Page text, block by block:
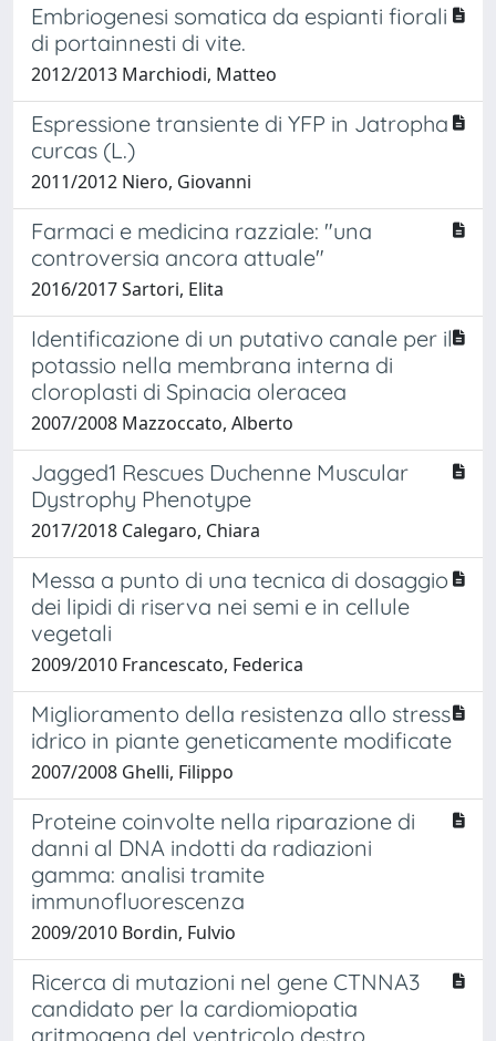
Embriogenesi somatica da espianti fiorali
di portainnesti di vite.
2012/2013 Marchiodi, Matteo
Espressione transiente di YFP in Jatropha
curcas (L.)
2011/2012 Niero, Giovanni
Farmaci e medicina razziale: "una
controversia ancora attuale"
2016/2017 Sartori, Elita
Identificazione di un putativo canale per il
potassio nella membrana interna di
cloroplasti di Spinacia oleracea
2007/2008 Mazzoccato, Alberto
Jagged1 Rescues Duchenne Muscular
Dystrophy Phenotype
2017/2018 Calegaro, Chiara
Messa a punto di una tecnica di dosaggio
dei lipidi di riserva nei semi e in cellule
vegetali
2009/2010 Francescato, Federica
Miglioramento della resistenza allo stress
idrico in piante geneticamente modificate
2007/2008 Ghelli, Filippo
Proteine coinvolte nella riparazione di
danni al DNA indotti da radiazioni
gamma: analisi tramite
immunofluorescenza
2009/2010 Bordin, Fulvio
Ricerca di mutazioni nel gene CTNNA3
candidato per la cardiomiopatia
aritmogena del ventricolo destro